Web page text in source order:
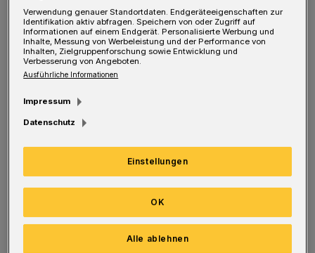
S
ie ahndete damit die Vorfälle während
des Pokalspiels im Dezember 2015 bei SW
Kapitän Sebastian Michalsky aneinander
geraten. Die Essener warfen dem WSV-Coach
vor, gewürgt zu haben. Kurz vor Weihnachten
trafen sich der Wuppertaler Trainer und
Michalsky im Stadion am Zoo zu einem
Verwendung genauer Standortdaten. Endgeräteeigenschaften zur
Identifikation aktiv abfragen. Speichern von oder Zugriff auf
Informationen auf einem Endgerät. Personalisierte Werbung und
Inhalte, Messung von Werbeleistung und der Performance von
Inhalten, Zielgruppenforschung sowie Entwicklung und
Verbesserung von Angeboten.
Ausführliche Informationen
Impressum
Datenschutz
Einstellungen
Alle ablehnen
OK